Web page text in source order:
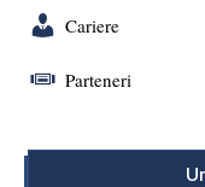
Cariere
Parteneri